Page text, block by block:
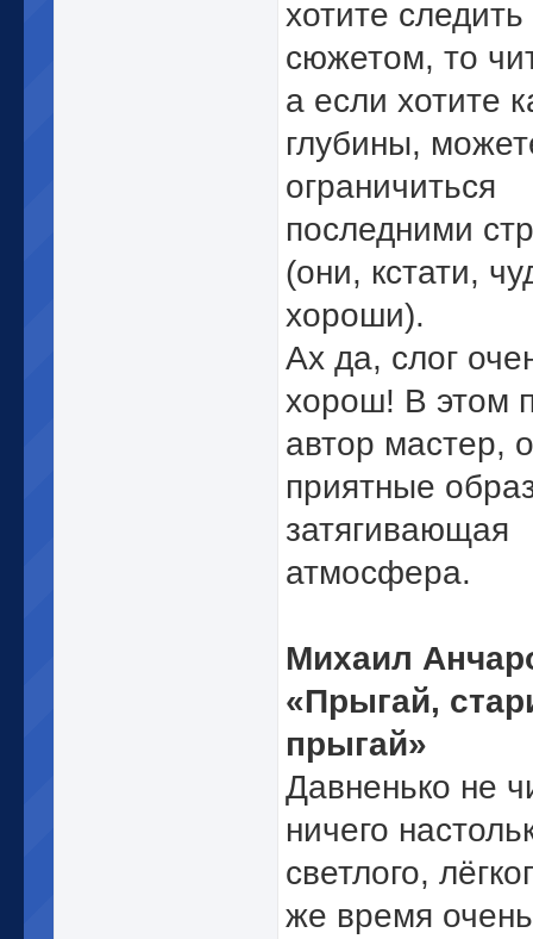
хотите следить
сюжетом, то
а если хотите
глубины,
ограничиться
последними
(они, кстати,
хороши).
Ах да, слог
хорош! В этом
автор мастер,
приятные
затягивающая
атмосфера.
Михаил
«Прыгай,
прыгай»
Давненько не
ничего
светлого,
же время очень